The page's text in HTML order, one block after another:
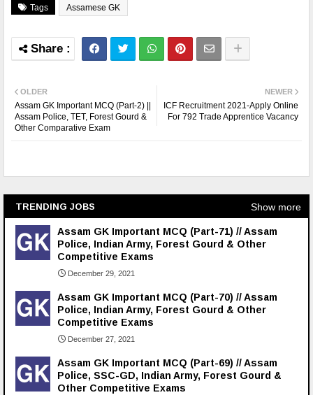
Tags Assamese GK
NEWER
ICF Recruitment 2021-Apply Online
For 792 Trade Apprentice Vacancy
OLDER
Assam GK Important MCQ (Part-2) ||
Assam Police, TET, Forest Gourd &
Other Comparative Exam
TRENDING JOBS Show more
Assam GK Important MCQ (Part-71) // Assam
Police, Indian Army, Forest Gourd & Other
Competitive Exams
December 29, 2021
Assam GK Important MCQ (Part-70) // Assam
Police, Indian Army, Forest Gourd & Other
Competitive Exams
December 27, 2021
Assam GK Important MCQ (Part-69) // Assam
Police, SSC-GD, Indian Army, Forest Gourd &
Other Competitive Exams